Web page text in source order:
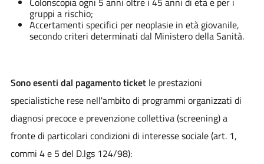
gruppi a rischio;
Accertamenti specifici per neoplasie in età giovanile,
secondo criteri determinati dal Ministero della Sanità.
Sono esenti dal pagamento ticketle prestazioni
specialistiche rese nell'ambito di programmi organizzati di
diagnosi precoce e prevenzione collettiva (screening) a
fronte di particolari condizioni di interesse sociale (art. 1,
commi 4 e 5 del D.lgs 124/98):